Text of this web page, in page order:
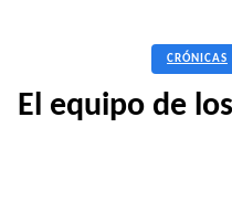
CRÓNICAS
El equipo de